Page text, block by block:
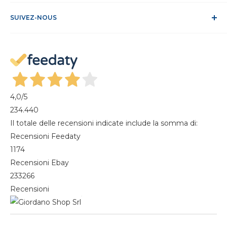
FAQ
S'identifier
Magazine
SUIVEZ-NOUS
4,0/5
234.440
Il totale delle recensioni indicate include la somma di:
Recensioni Feedaty
1174
Recensioni Ebay
233266
Recensioni